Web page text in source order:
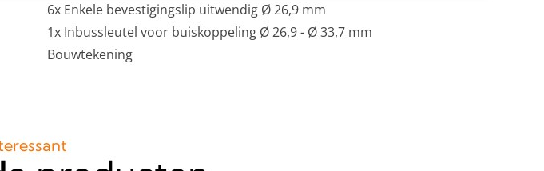
6x Enkele bevestigingslip uitwendig Ø 26,9 mm
1x Inbussleutel voor buiskoppeling Ø 26,9 - Ø 33,7 mm
Bouwtekening